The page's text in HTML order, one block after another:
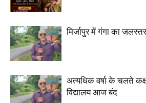
मिर्जापुर में गंगा का
अत्यधिक वर्षा के चलते
विद्यालय आज बंद